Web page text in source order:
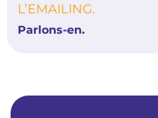
L’EMAILING.
Parlons-en.